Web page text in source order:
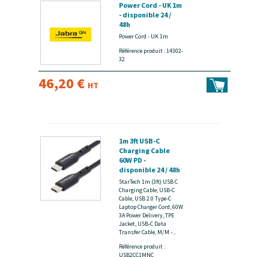
Power Cord - UK 1m
- disponible 24 /
48h
Power Cord - UK 1m
Référence produit : 14302-
32
46,20 € HT
1m 3ft USB-C
Charging Cable
60W PD -
disponible 24 / 48h
StarTech 1m (3ft) USB C
Charging Cable, USB-C
Cable, USB 2.0 Type-C
Laptop Charger Cord, 60W
3A Power Delivery, TPE
Jacket, USB-C Data
Transfer Cable, M/M -...
Référence produit :
USB2CC1MNC